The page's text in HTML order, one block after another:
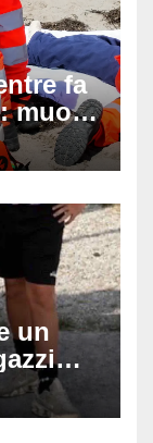
fa
muore
di
un
invita